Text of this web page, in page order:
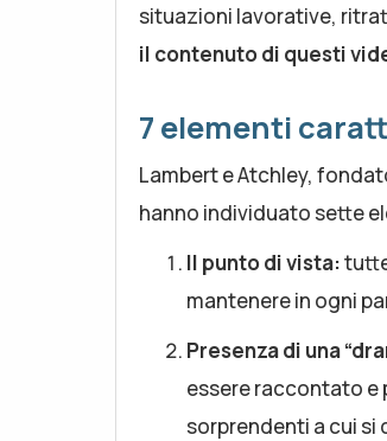
situazioni lavorative,
il contenuto di questi
7 elementi
Lambert e Atchley,
hanno individuato sette
Il punto di vista:
mantenere in ogni
Presenza di una
essere raccontato e
sorprendenti a cui si